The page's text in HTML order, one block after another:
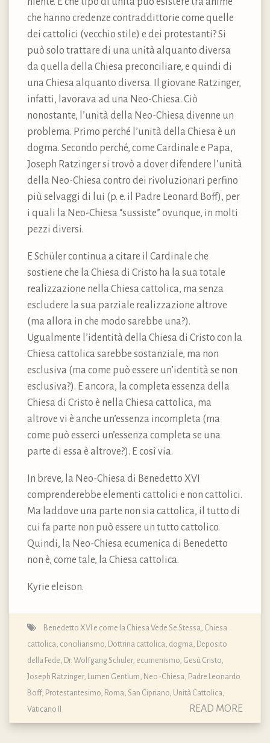
che hanno credenze contraddittorie come quelle
dei cattolici (vecchio stile) e dei protestanti? Si
può solo trattare di una unità alquanto diversa
da quella della Chiesa preconciliare, e quindi di
una Chiesa alquanto diversa. Il giovane Ratzinger,
infatti, lavorava ad una Neo-Chiesa. Ciò
nonostante, l’unità della Neo-Chiesa divenne un
problema. Primo perché l’unità della Chiesa è un
dogma. Secondo perché, come Cardinale e Papa,
Joseph Ratzinger si trovò a dover difendere l’unità
della Neo-Chiesa contro dei rivoluzionari perfino
più selvaggi di lui (p. e. il Padre Leonard Boff), per
i quali la Neo-Chiesa “sussiste” ovunque, in molti
pezzi diversi.
E Schüler continua a citare il Cardinale che
sostiene che la Chiesa di Cristo ha la sua totale
realizzazione nella Chiesa cattolica, ma senza
escludere la sua parziale realizzazione altrove
(ma allora in che modo sarebbe una?).
Ugualmente l’identità della Chiesa di Cristo con la
Chiesa cattolica sarebbe sostanziale, ma non
esclusiva (ma come può essere un’identità se non
esclusiva?). E ancora, la completa essenza della
Chiesa di Cristo è nella Chiesa cattolica, ma
altrove vi è anche un’essenza incompleta (ma
come può esserci un’essenza completa se una
parte di essa è altrove?). E così via.
In breve, la Neo-Chiesa di Benedetto XVI
comprenderebbe elementi cattolici e non cattolici.
Ma laddove una parte non sia cattolica, il tutto di
cui fa parte non può essere un tutto cattolico.
Quindi, la Neo-Chiesa ecumenica di Benedetto
non è, come tale, la Chiesa cattolica.
Kyrie eleison.
Benedetto XVI e come la Chiesa Vede Se Stessa Chiesa
cattolica conciliarismo Dottrina cattolica, dogma, Deposito
della Fede Dr. Wolfgang Schuler, ecumenismo Gesù Cristo
Joseph Ratzinger, Lumen Gentium Neo-Chiesa Padre Leonardo
Boff, Protestantesimo Roma San Cipriano Unità Cattolica
Vaticano II
READ MORE